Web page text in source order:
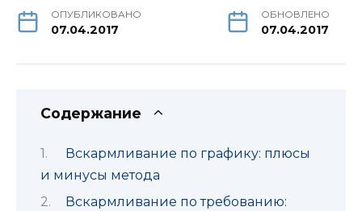
ОПУБЛИКОВАНО
07.04.2017
ОБНОВЛЕНО
07.04.2017
Содержание
Вскармливание по графику: плюсы
и минусы метода
Вскармливание по требованию: